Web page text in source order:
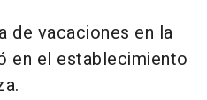
de vacaciones en la
en el establecimiento